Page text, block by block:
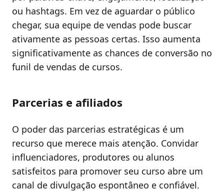
ou hashtags. Em vez de aguardar o público
chegar, sua equipe de vendas pode buscar
ativamente as pessoas certas. Isso aumenta
significativamente as chances de conversão no
funil de vendas de cursos.
Parcerias e afiliados
O poder das parcerias estratégicas é um
recurso que merece mais atenção. Convidar
influenciadores, produtores ou alunos
satisfeitos para promover seu curso abre um
canal de divulgação espontâneo e confiável.